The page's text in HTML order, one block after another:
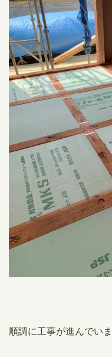
順調に工事が進んでいま